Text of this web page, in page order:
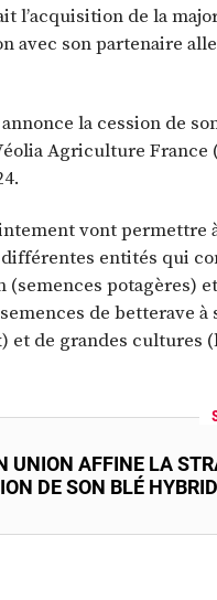
l’acquisition de la
avec son partenaire
la cession de
Agriculture France
vont permettre
entités qui
(semences potagères)
de betterave à
et de grandes cultures
UNION AFFINE LA
DE SON BLÉ